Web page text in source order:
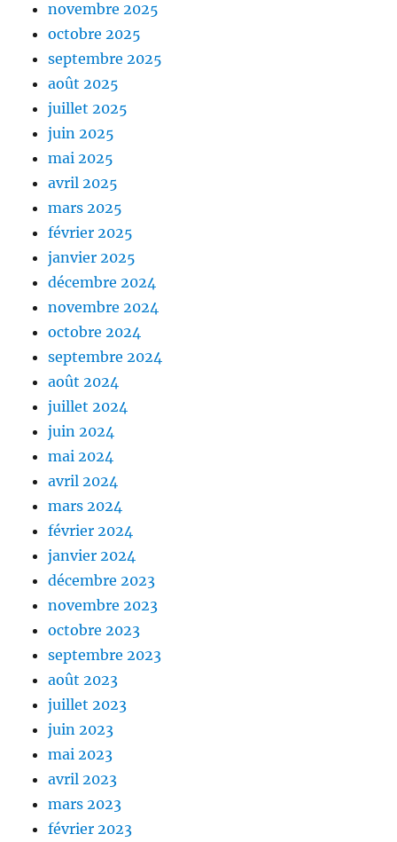
novembre 2025
octobre 2025
septembre 2025
août 2025
juillet 2025
juin 2025
mai 2025
avril 2025
mars 2025
février 2025
janvier 2025
décembre 2024
novembre 2024
octobre 2024
septembre 2024
août 2024
juillet 2024
juin 2024
mai 2024
avril 2024
mars 2024
février 2024
janvier 2024
décembre 2023
novembre 2023
octobre 2023
septembre 2023
août 2023
juillet 2023
juin 2023
mai 2023
avril 2023
mars 2023
février 2023